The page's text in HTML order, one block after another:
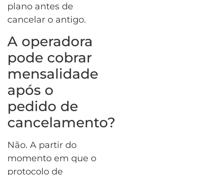
plano antes de
cancelar o antigo.
A operadora
pode cobrar
mensalidade
após o
pedido de
cancelamento?
Não. A partir do
momento em que o
protocolo de